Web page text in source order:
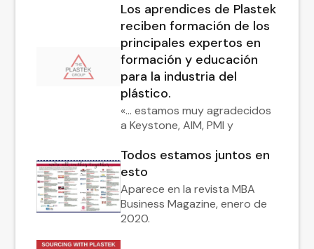
Los aprendices de Plastek
reciben formación de los
principales expertos en
formación y educación
para la industria del
plástico.
«... estamos muy agradecidos
a Keystone, AIM, PMI y
Todos estamos juntos en
esto
Aparece en la revista MBA
Business Magazine, enero de
2020.